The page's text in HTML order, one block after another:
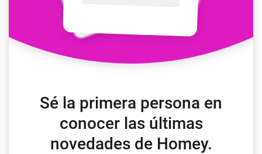
Sé la primera persona en
conocer las últimas
novedades de Homey.